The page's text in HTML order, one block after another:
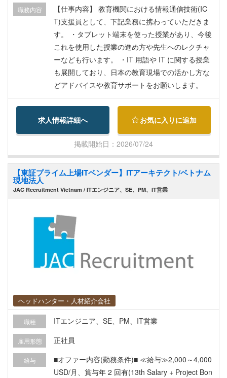
職務内容
【仕事内容】 教育機関における情報通信技術(IC
T)支援員として、下記業務に携わっていただきま
す。 ・タブレット端末を使った授業があり、今後
これを使用した授業の進め方や先生へのレクチャ
ーなども行います。 ・IT 用語や IT に関する授業
も展開しており、日本の教育現場での活かし方な
どアドバイスや教育サポートをお願いします。
求人情報詳細へ お気に入りに追加
掲載開始日：2026/07/24
【東証プライム上場ITベンダー】ITアーキテクト/ベトナム
現地法人
JAC Recruitment Vietnam / ITエンジニア、SE、PM、IT営業
ヘッドハンター・人材紹介会社
職種 ITエンジニア、SE、PM、IT営業
雇用形態 正社員
給与
■オファー内容(勤務条件)■ ≪給与≫2,000～4,000
USD/月、賞与年 2 回有(13th Salary + Project Bon